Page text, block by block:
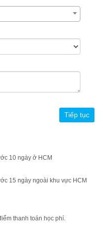
10 ngày ở HCM
15 ngày ngoài khu vực HCM
thanh toán học phí.